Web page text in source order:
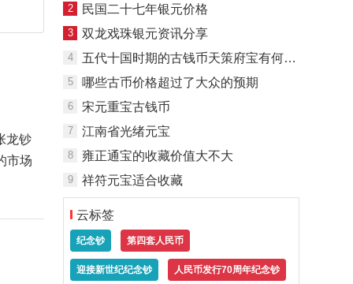
龙钞
市场
2 民国二十七年银元价格
3 双龙戏珠银元资讯分享
4 五代十国时期的古钱币天策府宝有何特点
5 哪些古币价格超过了大众的预期
6 宋元重宝古钱币
7 江南省光绪元宝
8 雍正通宝的收藏价值大不大
9 祥符元宝适合收藏
云标签
纪念钞 第四套人民币
迎接新世纪纪念钞 人民币发行70周年纪念钞